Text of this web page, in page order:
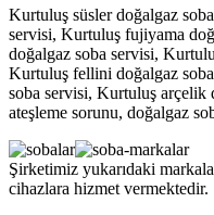
Kurtuluş süsler doğalgaz
servisi, Kurtuluş fujiyama
doğalgaz soba servisi,
Kurtuluş fellini doğalgaz
soba servisi, Kurtuluş arçelik
ateşleme sorunu, doğalgaz
Şirketimiz yukarıdaki
cihazlara hizmet vermektedir.